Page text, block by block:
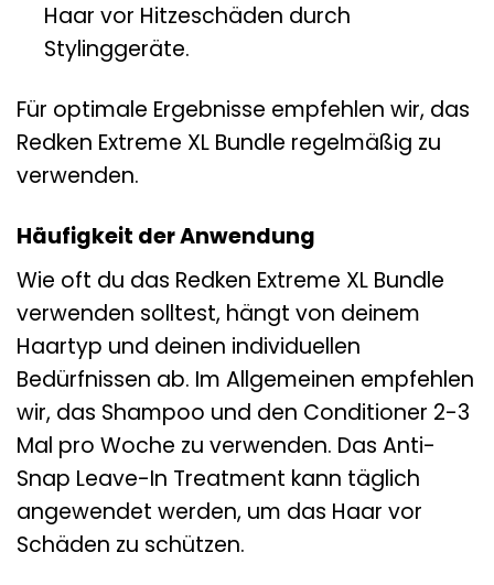
Haar vor Hitzeschäden durch
Stylinggeräte.
Für optimale Ergebnisse empfehlen wir, das
Redken Extreme XL Bundle regelmäßig zu
verwenden.
Häufigkeit der Anwendung
Wie oft du das Redken Extreme XL Bundle
verwenden solltest, hängt von deinem
Haartyp und deinen individuellen
Bedürfnissen ab. Im Allgemeinen empfehlen
wir, das Shampoo und den Conditioner 2-3
Mal pro Woche zu verwenden. Das Anti-
Snap Leave-In Treatment kann täglich
angewendet werden, um das Haar vor
Schäden zu schützen.